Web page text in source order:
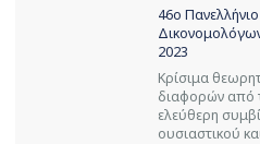
46ο
2023
Κρίσιμα
διαφορών από
ελεύθερη
ουσιαστικού